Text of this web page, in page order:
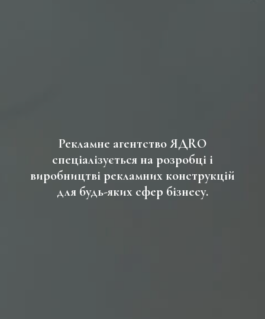
Рекламне агентство ЯДRО
спеціалізується на розробці і
виробництві рекламних конструкцій
для будь-яких сфер бізнесу.